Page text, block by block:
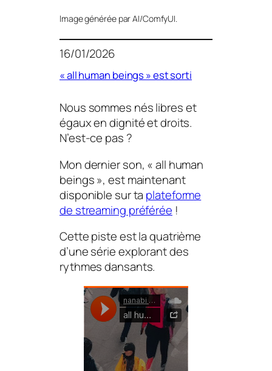
lmage générée par AI/ComfyUI.
16/01/2026
« all human beings » est sorti
Nous sommes nés libres et
égaux en dignité et droits.
N’est-ce pas ?
Mon dernier son, « all human
beings », est maintenant
disponible sur ta plateforme
de streaming préférée !
Cette piste est la quatrième
d’une série explorant des
rythmes dansants.